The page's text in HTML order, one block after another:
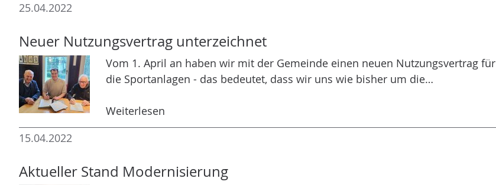
25.04.2022
Neuer Nutzungsvertrag unterzeichnet
Vom 1. April an haben wir mit der Gemeinde einen neuen Nutzungsvertrag für
die Sportanlagen - das bedeutet, dass wir uns wie bisher um die…
Weiterlesen
15.04.2022
Aktueller Stand Modernisierung